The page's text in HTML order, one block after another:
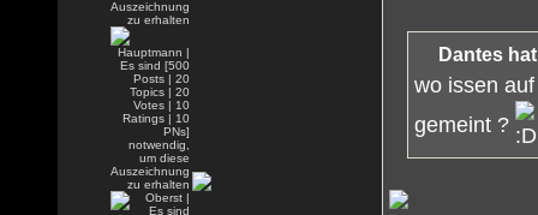
Dantes
wo issen
gemeint ?